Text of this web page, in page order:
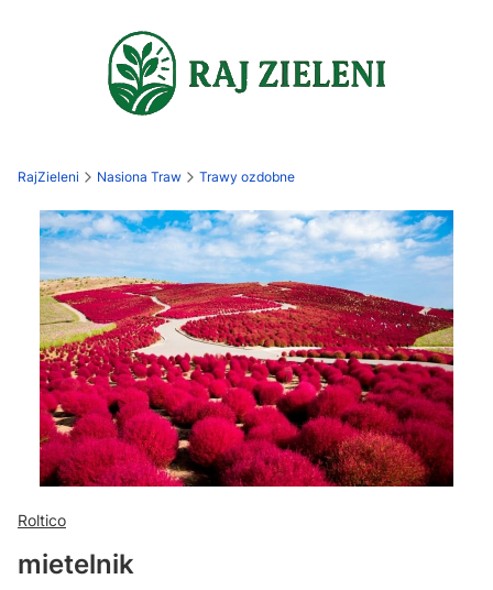
RajZieleni Nasiona Traw Trawy ozdobne
Roltico
mietelnik